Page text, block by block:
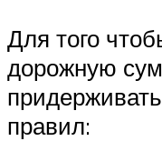
Для того
дорожную
правил: